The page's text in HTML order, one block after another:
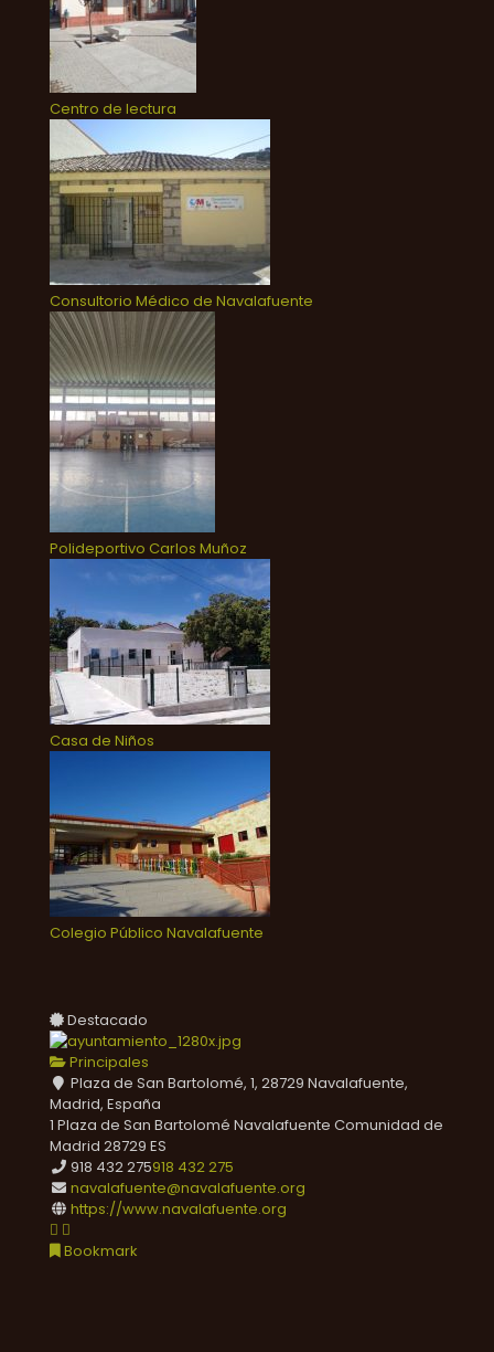
Centro de lectura
Consultorio Médico de Navalafuente
Polideportivo Carlos Muñoz
Casa de Niños
Colegio Público Navalafuente
Destacado
Principales
Plaza de San Bartolomé, 1, 28729 Navalafuente,
Madrid, España
1 Plaza de San Bartolomé Navalafuente Comunidad de
Madrid 28729 ES
918 432 275918 432 275
navalafuente@navalafuente.org
https://www.navalafuente.org
Bookmark